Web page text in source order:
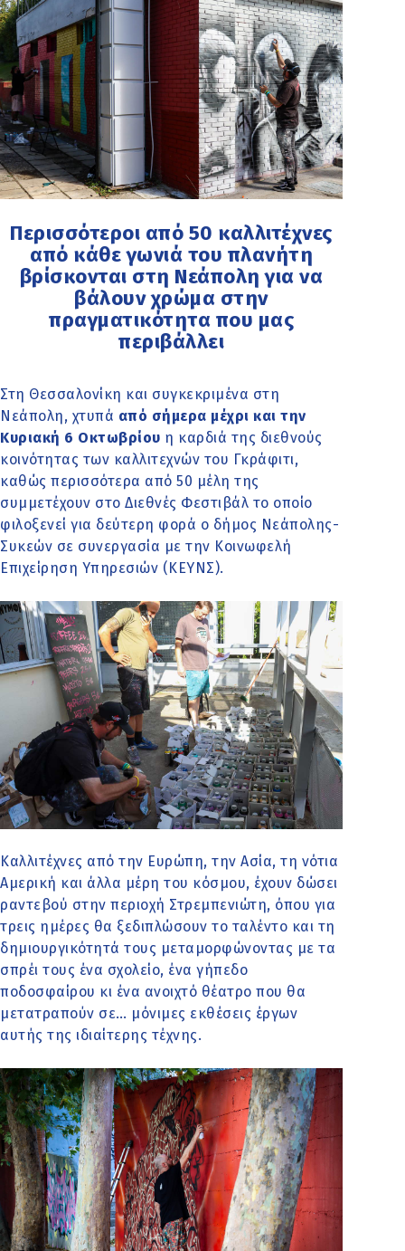
Περισσότεροι από 50 καλλιτέχνες
από κάθε γωνιά του πλανήτη
βρίσκονται στη Νεάπολη για να
βάλουν χρώμα στην
πραγματικότητα που μας
περιβάλλει
Στη Θεσσαλονίκη και συγκεκριμένα στη
Νεάπολη, χτυπά από σήμερα μέχρι και την
Κυριακή 6 Οκτωβρίου η καρδιά της διεθνούς
κοινότητας των καλλιτεχνών του Γκράφιτι,
καθώς περισσότερα από 50 μέλη της
συμμετέχουν στο Διεθνές Φεστιβάλ το οποίο
φιλοξενεί για δεύτερη φορά ο δήμος Νεάπολης-
Συκεών σε συνεργασία με την Κοινωφελή
Επιχείρηση Υπηρεσιών (ΚΕΥΝΣ).
Καλλιτέχνες από την Ευρώπη, την Ασία, τη νότια
Αμερική και άλλα μέρη του κόσμου, έχουν δώσει
ραντεβού στην περιοχή Στρεμπενιώτη, όπου για
τρεις ημέρες θα ξεδιπλώσουν το ταλέντο και τη
δημιουργικότητά τους μεταμορφώνοντας με τα
σπρέι τους ένα σχολείο, ένα γήπεδο
ποδοσφαίρου κι ένα ανοιχτό θέατρο που θα
μετατραπούν σε… μόνιμες εκθέσεις έργων
αυτής της ιδιαίτερης τέχνης.